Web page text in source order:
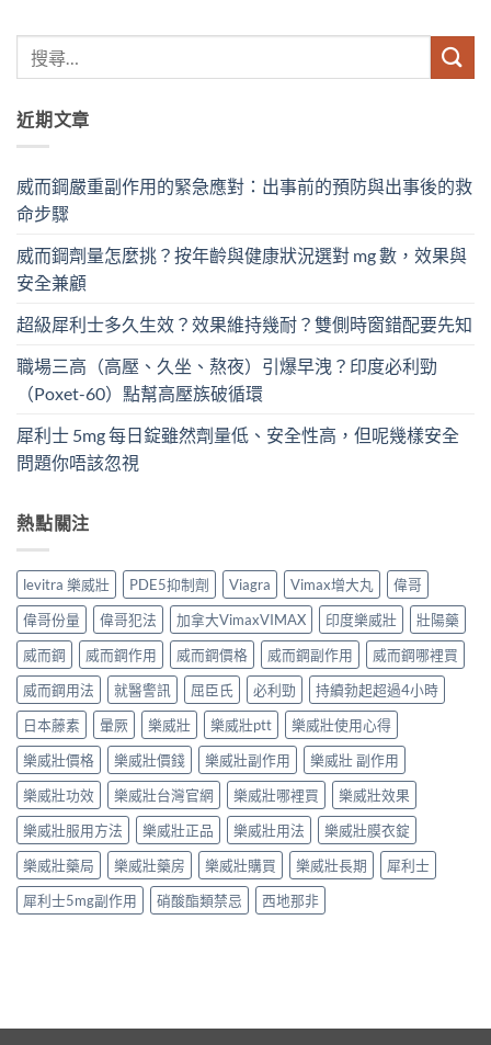
近期文章
威而鋼嚴重副作用的緊急應對：出事前的預防與出事後的救
命步驟
威而鋼劑量怎麼挑？按年齡與健康狀況選對 mg 數，效果與
安全兼顧
超級犀利士多久生效？效果維持幾耐？雙側時窗錯配要先知
職場三高（高壓、久坐、熬夜）引爆早洩？印度必利勁
（Poxet-60）點幫高壓族破循環
犀利士 5mg 每日錠雖然劑量低、安全性高，但呢幾樣安全
問題你唔該忽視
熱點關注
levitra 樂威壯 PDE5抑制劑 Viagra Vimax增大丸
偉哥
偉哥份量
偉哥犯法 加拿大VimaxVIMAX 印度樂威壯
壯陽藥
威而鋼
威而鋼作用 威而鋼價格 威而鋼副作用
威而鋼哪裡買
威而鋼用法
就醫警訊 屈臣氏 必利勁
持續勃起超過4小時
日本藤素
暈厥 樂威壯 樂威壯ptt
樂威壯使用心得
樂威壯價格
樂威壯價錢 樂威壯副作用
樂威壯 副作用
樂威壯功效
樂威壯台灣官網 樂威壯哪裡買
樂威壯效果
樂威壯服用方法
樂威壯正品 樂威壯用法
樂威壯膜衣錠
樂威壯藥局
樂威壯藥房 樂威壯購買 樂威壯長期
犀利士
犀利士5mg副作用
硝酸酯類禁忌 西地那非